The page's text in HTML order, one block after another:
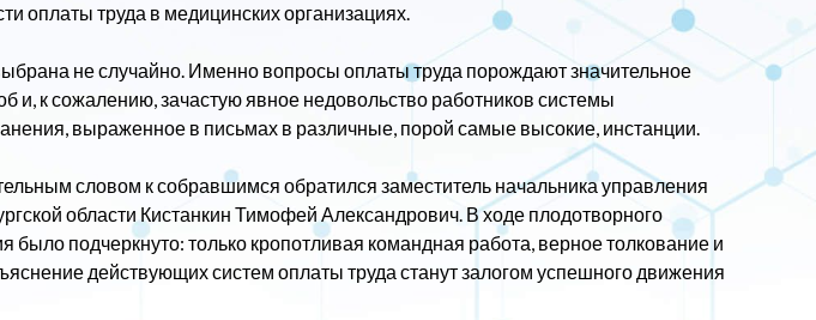
оплаты труда в медицинских организациях.
не случайно. Именно вопросы оплаты труда порождают значительное
и, к сожалению, зачастую явное недовольство работников системы
выраженное в письмах в различные, порой самые высокие, инстанции.
словом к собравшимся обратился заместитель начальника управления
области Кистанкин Тимофей Александрович. В ходе плодотворного
было подчеркнуто: только кропотливая командная работа, верное толкование и
действующих систем оплаты труда станут залогом успешного движения